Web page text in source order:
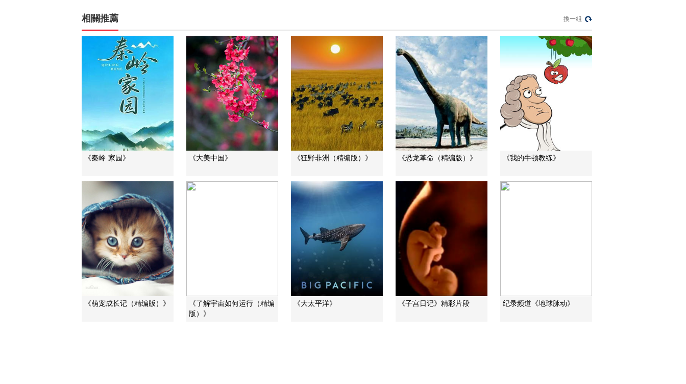
模塊？
今日亞洲
暗語引流？午夜直播
間亂象
相關推薦 換一組
《秦岭·家园》 《大美中国》 《狂野非洲（精编版）》 《恐龙革命（精编版）》 《我的牛顿教练》
《萌宠成长记（精编版）》
《了解宇宙如何运行（精编
版）》
《大太平洋》 《子宫日记》精彩片段 纪录频道《地球脉动》